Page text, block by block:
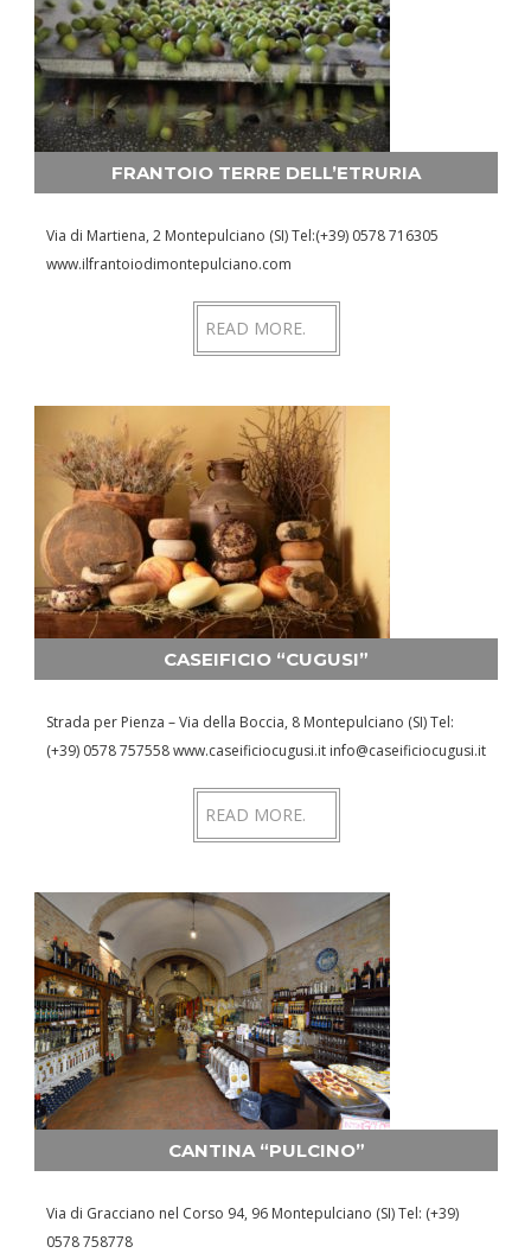
FRANTOIO TERRE DELL’ETRURIA
Via di Martiena, 2 Montepulciano (SI) Tel:(+39) 0578 716305
www.ilfrantoiodimontepulciano.com
READ MORE.
CASEIFICIO “CUGUSI”
Strada per Pienza – Via della Boccia, 8 Montepulciano (SI) Tel:
(+39) 0578 757558 www.caseificiocugusi.it info@caseificiocugusi.it
READ MORE.
CANTINA “PULCINO”
Via di Gracciano nel Corso 94, 96 Montepulciano (SI) Tel: (+39)
0578 758778​